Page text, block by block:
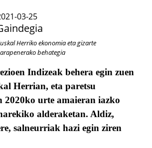
03-25
Herriko ekonomia eta gizarte
behategia
Indizeak behera egin zuen
Herrian, eta paretsu
2020ko urte amaieran iazko
alderaketan. Aldiz,
salneurriak hazi egin ziren